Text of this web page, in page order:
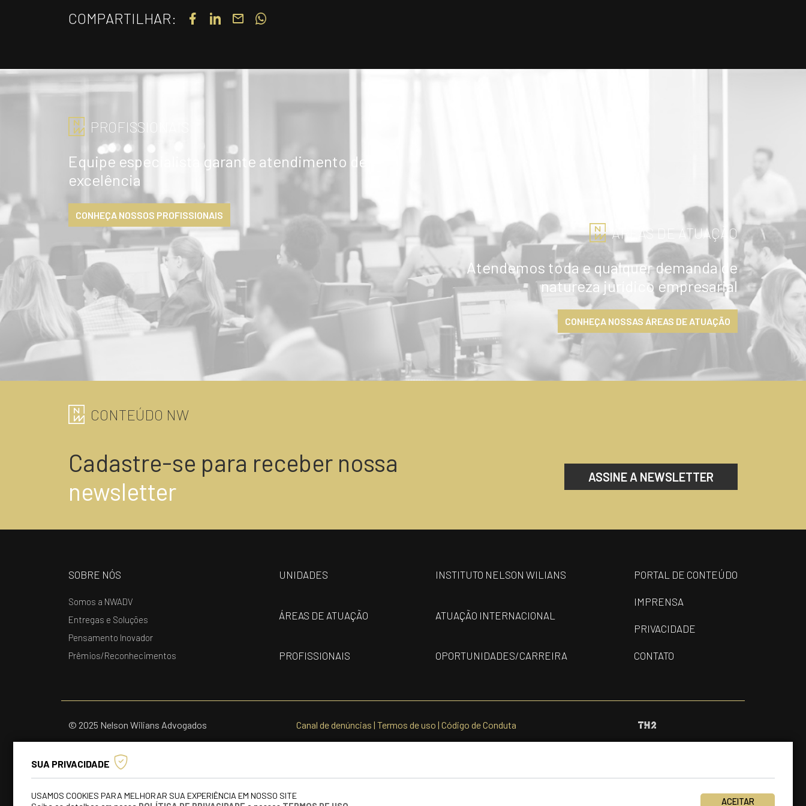
COMPARTILHAR:
PROFISSIONAIS
Equipe especialista garante atendimento de
excelência
CONHEÇA NOSSOS PROFISSIONAIS
ÁREAS DE ATUAÇÃO
Atendemos toda e qualquer demanda de
natureza jurídico empresarial
CONHEÇA NOSSAS ÁREAS DE ATUAÇÃO
CONTEÚDO NW
Cadastre-se para receber nossa
newsletter
ASSINE A NEWSLETTER
ENVIAR
SOBRE NÓS
Somos a NWADV
Entregas e Soluções
Pensamento Inovador
Prêmios/Reconhecimentos
UNIDADES
ÁREAS DE ATUAÇÃO
PROFISSIONAIS
INSTITUTO NELSON WILIANS
ATUAÇÃO INTERNACIONAL
OPORTUNIDADES/CARREIRA
PORTAL DE CONTEÚDO
IMPRENSA
PRIVACIDADE
CONTATO
© 2025 Nelson Wilians Advogados Canal de denúncias | Termos de uso | Código de Conduta
SUA PRIVACIDADE
USAMOS COOKIES PARA MELHORAR SUA EXPERIÊNCIA EM NOSSO SITE
ACEITAR